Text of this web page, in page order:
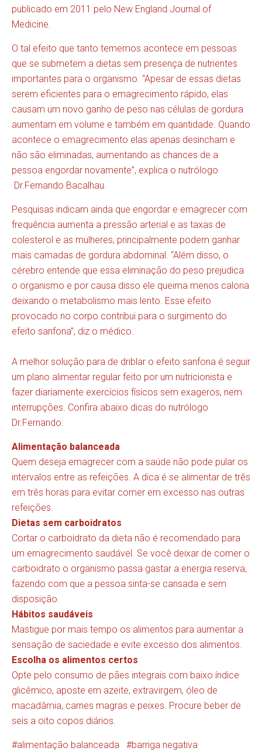
publicado em 2011 pelo New England Journal of
Medicine.
O tal efeito que tanto tememos acontece em pessoas
que se submetem a dietas sem presença de nutrientes
importantes para o organismo. “Apesar de essas dietas
serem eficientes para o emagrecimento rápido, elas
causam um novo ganho de peso nas células de gordura
aumentam em volume e também em quantidade. Quando
acontece o emagrecimento elas apenas desincham e
não são eliminadas, aumentando as chances de a
pessoa engordar novamente”, explica o nutrólogo
Dr.Fernando Bacalhau.
Pesquisas indicam ainda que engordar e emagrecer com
frequência aumenta a pressão arterial e as taxas de
colesterol e as mulheres, principalmente podem ganhar
mais camadas de gordura abdominal. “Além disso, o
cérebro entende que essa eliminação do peso prejudica
o organismo e por causa disso ele queima menos caloria
deixando o metabolismo mais lento. Esse efeito
provocado no corpo contribui para o surgimento do
efeito sanfona”, diz o médico.
A melhor solução para de driblar o efeito sanfona é seguir
um plano alimentar regular feito por um nutricionista e
fazer diariamente exercícios físicos sem exageros, nem
interrupções. Confira abaixo dicas do nutrólogo
Dr.Fernando:
Alimentação balanceada
Quem deseja emagrecer com a saúde não pode pular os
intervalos entre as refeições. A dica é se alimentar de três
em três horas para evitar comer em excesso nas outras
refeições.
Dietas sem carboidratos
Cortar o carboidrato da dieta não é recomendado para
um emagrecimento saudável. Se você deixar de comer o
carboidrato o organismo passa gastar a energia reserva,
fazendo com que a pessoa sinta-se cansada e sem
disposição.
Hábitos saudáveis
Mastigue por mais tempo os alimentos para aumentar a
sensação de saciedade e evite excesso dos alimentos.
Escolha os alimentos certos
Opte pelo consumo de pães integrais com baixo índice
glicêmico, aposte em azeite, extravirgem, óleo de
macadâmia, carnes magras e peixes. Procure beber de
seis a oito copos diários.
alimentação balanceada
barriga negativa